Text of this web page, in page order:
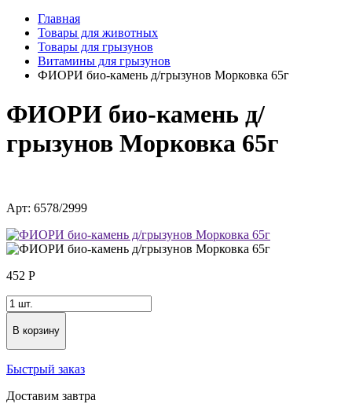
Главная
Товары для животных
Товары для грызунов
Витамины для грызунов
ФИОРИ био-камень д/грызунов Морковка 65г
ФИОРИ био-камень д/
грызунов Морковка 65г
Арт: 6578/2999
452 Р
В корзину
Быстрый заказ
Доставим завтра